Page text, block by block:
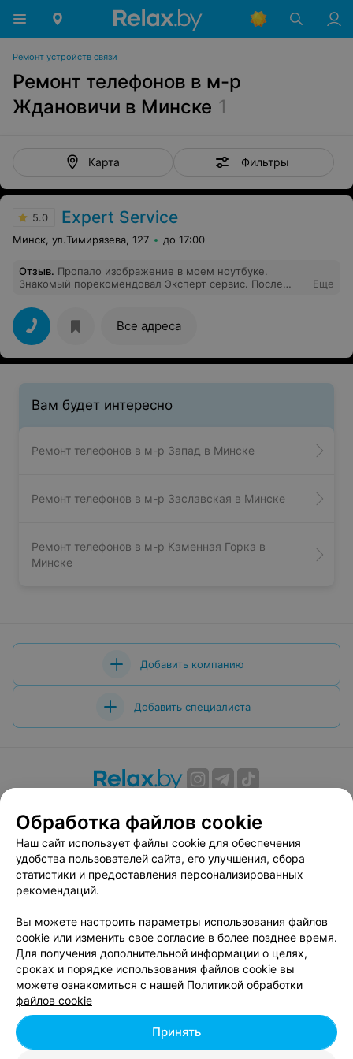
Ремонт устройств связи
Ремонт телефонов в м-р
Ждановичи в Минске 1
Карта Фильтры
5.0 Expert Service
Минск, ул.Тимирязева, 127 до 17:00
Отзыв. Пропало изображение в моем ноутбуке.
Знакомый порекомендовал Эксперт сервис. После
процессор и требуется его замена. Обзвонив
мастерские, цены, которые мне предлагали были
просто космос. В эксперт сервис цена оказалась на 30
процентов ниже. После замены процессора ноутбук
работает отлично. Мастера оказались вежливыми и
Еще
Все адреса
Вам будет интересно
Ремонт телефонов в м-р Запад в Минске
Ремонт телефонов в м-р Заславская в Минске
Ремонт телефонов в м-р Каменная Горка в
Минске
Добавить компанию
Добавить специалиста
Вакансии
Публичный договор
Способы оплаты
Публичный договор по использованию сервиса
«Афиша»
Пользовательское соглашение
Связаться по вопросам сотрудничества
Написать руководителю relax.by
Персональные настройки cookie
Обработка персональных данных
Обработка файлов cookie
Наш сайт использует файлы cookie для обеспечения
удобства пользователей сайта, его улучшения, сбора
статистики и предоставления персонализированных
рекомендаций.
Вы можете настроить параметры использования файлов
cookie или изменить свое согласие в более позднее время.
Для получения дополнительной информации о целях,
сроках и порядке использования файлов cookie вы
можете ознакомиться с нашей Политикой обработки
файлов cookie
Принять